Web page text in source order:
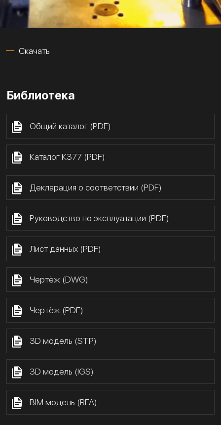
Скачать
Библиотека
Общий каталог (PDF)
Каталог К377 (PDF)
Декларация о соответствии (PDF)
Руководство по эксплуатации (PDF)
Лист данных (PDF)
Чертёж (DWG)
Чертёж (PDF)
3D модель (STP)
3D модель (IGS)
BIM модель (RFA)